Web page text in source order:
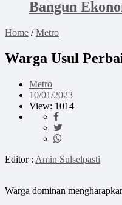
Bangun
Home /Metro
Warga Usul
Metro
10/01/2023
View: 1014
Editor : Amin Sulselpasti
Warga dominan